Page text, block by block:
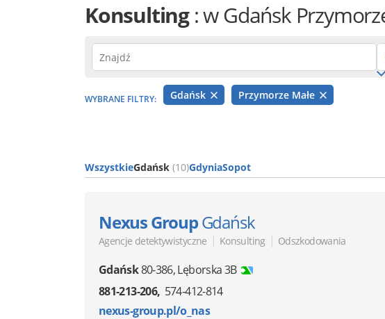
Konsulting: w Gdańsk
WYBRANE FILTRY: Gdańsk Przymorze Małe
WszystkieGdańsk (10)GdyniaSopot
Nexus GroupGdańsk
Agencje detektywistyczne | Konsulting | Odszkodowania
Gdańsk80-386,Lęborska 3B
881-213-206 574-412-814
nexus-group.pl/o_nas